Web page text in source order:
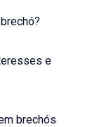
e
brechós